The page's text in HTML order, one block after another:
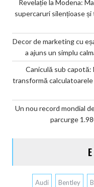
Revelație la Modena:
supercaruri silențioase
Decor de marketing cu
a ajuns un simplu
Caniculă sub capotă:
transformă
Un nou record mondial
parcurge
Audi Bentley